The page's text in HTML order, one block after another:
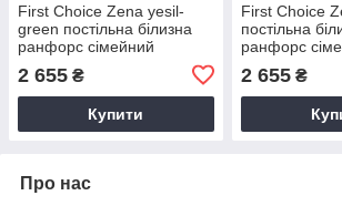
First Сhoice Zena yesil-
green постільна білизна
ранфорс сімейний
2 655 ₴
Купити
First Сhoice
постільна
ранфорс
2 655₴
Про нас